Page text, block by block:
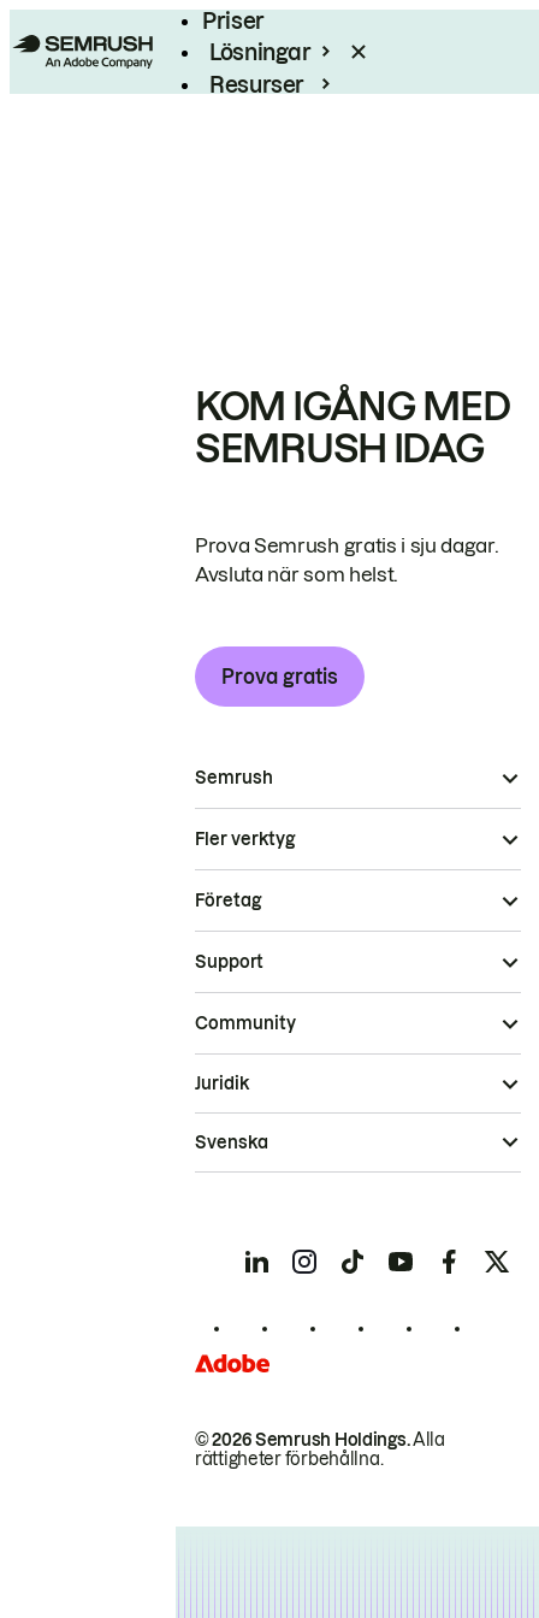
Priser
Lösningar
Resurser
KOM IGÅNG MED
SEMRUSH IDAG
Prova Semrush gratis i sju dagar.
Avsluta när som helst.
Prova gratis
Semrush
Fler verktyg
Företag
Support
Community
© 2026 Semrush Holdings.Alla
rättigheter förbehållna.
Juridik
Svenska